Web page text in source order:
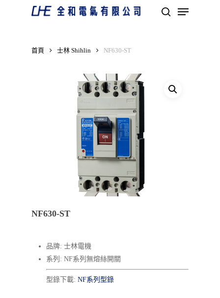
Menu
首頁 士林 Shihlin NF630-ST
NF630-ST
品牌: 士林電機
系列: NF系列無熔絲開關
型錄下載: NF系列型錄